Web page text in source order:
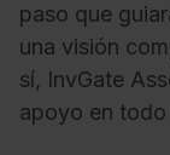
paso que
una visión
sí, InvGate
apoyo en